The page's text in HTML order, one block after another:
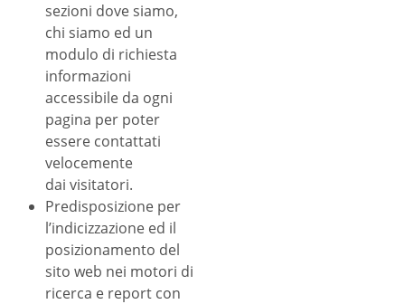
sezioni dove siamo,
chi siamo ed un
modulo di richiesta
informazioni
accessibile da ogni
pagina per poter
essere contattati
velocemente
dai visitatori.
Predisposizione per
l’indicizzazione ed il
posizionamento del
sito web nei motori di
ricerca e report con